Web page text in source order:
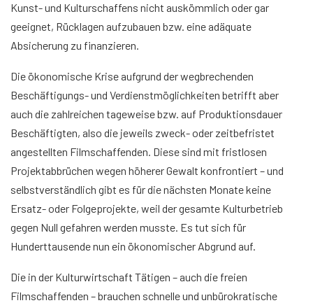
Kunst- und Kulturschaffens nicht auskömmlich oder gar
geeignet, Rücklagen aufzubauen bzw. eine adäquate
Absicherung zu finanzieren.
Die ökonomische Krise aufgrund der wegbrechenden
Beschäftigungs- und Verdienstmöglichkeiten betrifft aber
auch die zahlreichen tageweise bzw. auf Produktionsdauer
Beschäftigten, also die jeweils zweck- oder zeitbefristet
angestellten Filmschaffenden. Diese sind mit fristlosen
Projektabbrüchen wegen höherer Gewalt konfrontiert – und
selbstverständlich gibt es für die nächsten Monate keine
Ersatz- oder Folgeprojekte, weil der gesamte Kulturbetrieb
gegen Null gefahren werden musste. Es tut sich für
Hunderttausende nun ein ökonomischer Abgrund auf.
Die in der Kulturwirtschaft Tätigen – auch die freien
Filmschaffenden – brauchen schnelle und unbürokratische